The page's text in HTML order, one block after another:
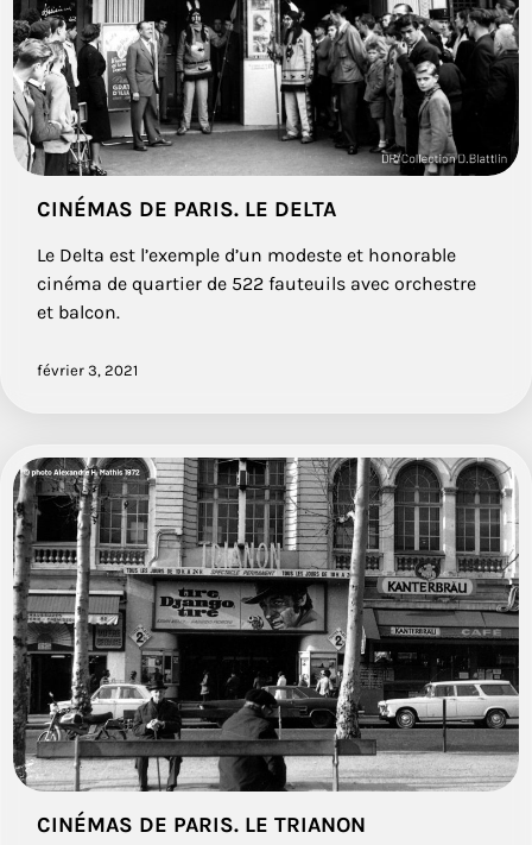
CINÉMAS DE PARIS. LE DELTA
Le Delta est l’exemple d’un modeste et honorable
cinéma de quartier de 522 fauteuils avec orchestre
et balcon.
février 3, 2021
CINÉMAS DE PARIS. LE TRIANON